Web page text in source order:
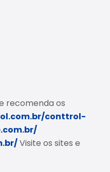
recomenda os
conttrol-
Visite os sites e